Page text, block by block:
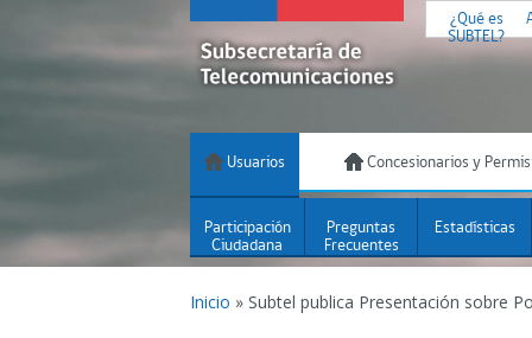
¿Qué es
SUBTEL?
Usuarios Concesionarios y
Participación
Ciudadana
Preguntas
Frecuentes
Estadísticas
Inicio » Subtel publica Presentación sobre